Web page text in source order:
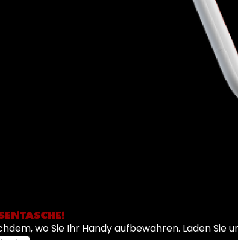
wo Sie Ihr Handy aufbewahren. Laden